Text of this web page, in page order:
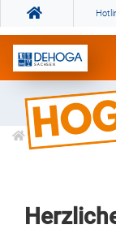
Informationen